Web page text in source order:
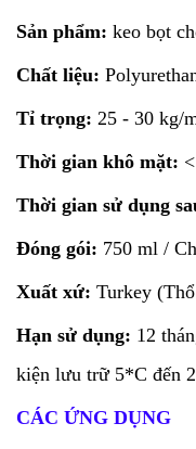
Sản phẩm: keo bọt
Chất liệu:
Tỉ trọng: 25 - 30 kg/
Thời gian khô mặt:
Thời gian sử dụng
Đóng gói: 750 ml /
Xuất xứ: Turkey
Hạn sử dụng: 12
kiện lưu trữ 5*C đến
CÁC ỨNG DỤNG